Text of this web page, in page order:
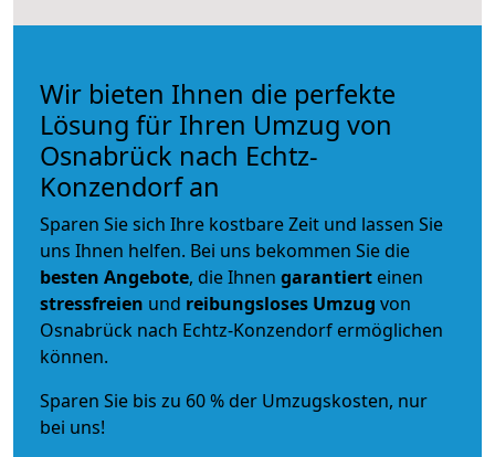
Wir bieten Ihnen die perfekte
Lösung für Ihren Umzug von
Osnabrück nach Echtz-
Konzendorf an
Sparen Sie sich Ihre kostbare Zeit und lassen Sie
uns Ihnen helfen. Bei uns bekommen Sie die
besten Angebote, die Ihnen garantiert einen
stressfreien und reibungsloses Umzug von
Osnabrück nach Echtz-Konzendorf ermöglichen
können.
Sparen Sie bis zu 60 % der Umzugskosten, nur
bei uns!